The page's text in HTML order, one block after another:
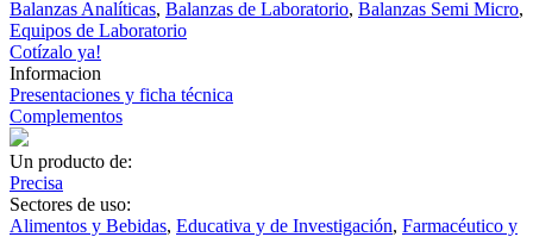
Balanzas Analíticas, Balanzas de Laboratorio, Balanzas Semi Micro,
Equipos de Laboratorio
Cotízalo ya!
Informacion
Presentaciones y ficha técnica
Complementos
Un producto de:
Precisa
Sectores de uso:
Alimentos y Bebidas, Educativa y de Investigación, Farmacéutico y